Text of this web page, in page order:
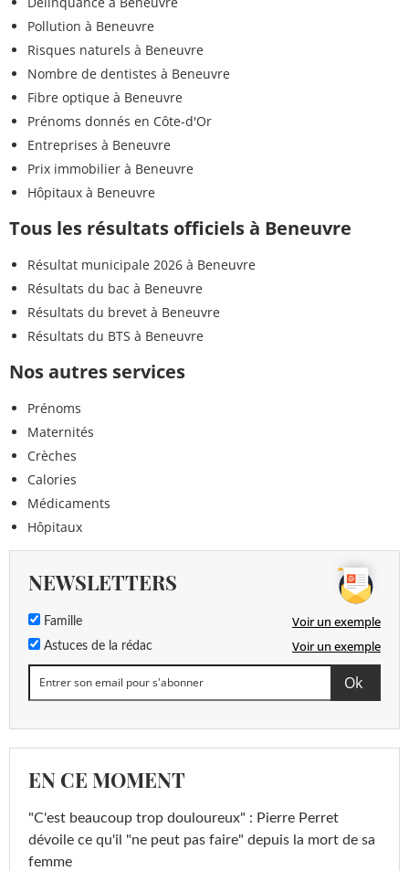
Pollution à Beneuvre
Risques naturels à Beneuvre
Nombre de dentistes à Beneuvre
Fibre optique à Beneuvre
Prénoms donnés en Côte-d'Or
Entreprises à Beneuvre
Prix immobilier à Beneuvre
Hôpitaux à Beneuvre
Tous les résultats officiels à Beneuvre
Résultat municipale 2026 à Beneuvre
Résultats du bac à Beneuvre
Résultats du brevet à Beneuvre
Résultats du BTS à Beneuvre
Nos autres services
Prénoms
Maternités
Crèches
Calories
Médicaments
Hôpitaux
NEWSLETTERS
Famille Voir un exemple
Astuces de la rédac Voir un exemple
EN CE MOMENT
"C'est beaucoup trop douloureux" : Pierre Perret
dévoile ce qu'il "ne peut pas faire" depuis la mort de sa
femme